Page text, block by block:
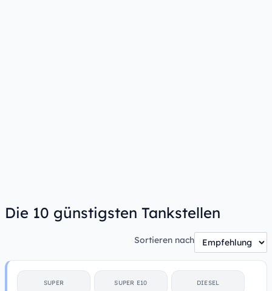
Die 10 günstigsten Tankstellen
Sortieren nach
SUPER SUPER E10 DIESEL